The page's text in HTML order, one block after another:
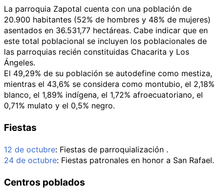
La parroquia Zapotal cuenta con una población de
20.900 habitantes (52% de hombres y 48% de mujeres)
asentados en 36.531,77 hectáreas. Cabe indicar que en
este total poblacional se incluyen los poblacionales de
las parroquias recién constituidas Chacarita y Los
Ángeles.
El 49,29% de su población se autodefine como mestiza,
mientras el 43,6% se considera como montubio, el 2,18%
blanco, el 1,89% indígena, el 1,72% afroecuatoriano, el
0,71% mulato y el 0,5% negro.
Fiestas
12 de octubre: Fiestas de parroquialización .
24 de octubre: Fiestas patronales en honor a San Rafael.
Centros poblados